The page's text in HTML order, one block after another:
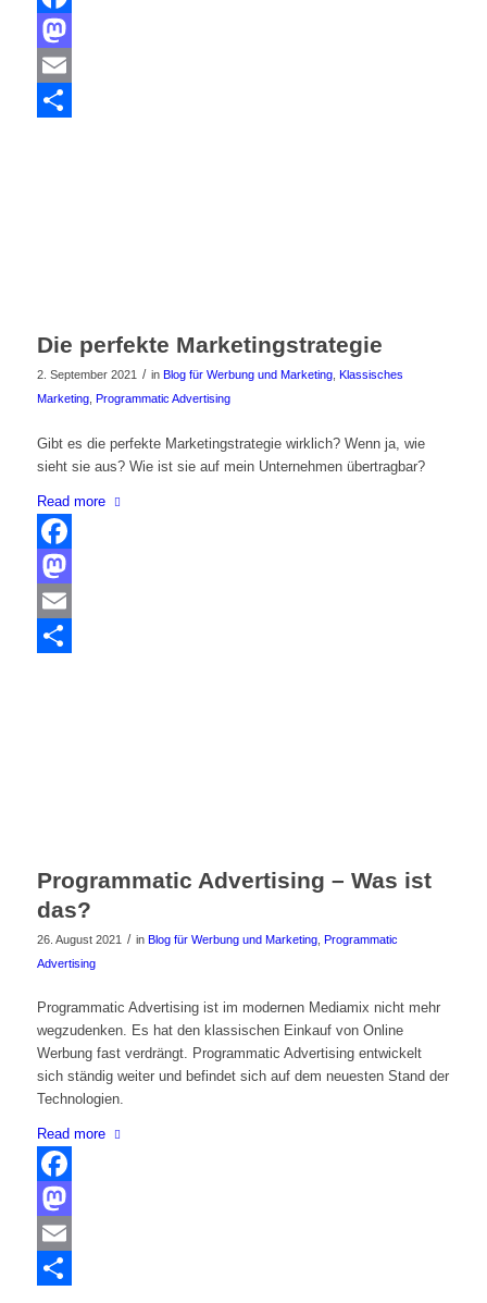
Facebook
Mastodon
Email
Die perfekte Marketingstrategie
2. September 2021 / in Blog für Werbung und Marketing, Klassisches
Marketing, Programmatic Advertising
Gibt es die perfekte Marketingstrategie wirklich? Wenn ja, wie
sieht sie aus? Wie ist sie auf mein Unternehmen übertragbar?
Read more
Facebook
Mastodon
Email
Programmatic Advertising – Was ist
das?
26. August 2021 / in Blog für Werbung und Marketing,
Programmatic
Advertising
Programmatic Advertising ist im modernen Mediamix nicht mehr
wegzudenken. Es hat den klassischen Einkauf von Online
Werbung fast verdrängt. Programmatic Advertising entwickelt
sich ständig weiter und befindet sich auf dem neuesten Stand der
Technologien.
Read more
Facebook
Mastodon
Email